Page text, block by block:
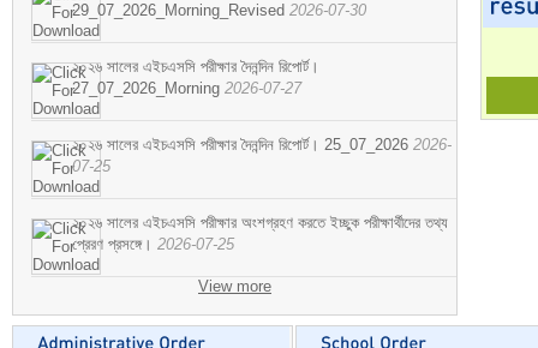
29_07_2026_Morning_Revised 2026-07-30
২০২৬ সালের এইচএসসি পরীক্ষার দৈনন্দিন রিপোর্ট।
27_07_2026_Morning 2026-07-27
২০২৬ সালের এইচএসসি পরীক্ষার দৈনন্দিন রিপোর্ট। 25_07_2026 2026-
07-25
২০২৬ সালের এইচএসসি পরীক্ষার অংশগ্রহণ করতে ইচ্ছুক পরীক্ষার্থীদের তথ্য
প্রেরণ প্রসঙ্গে। 2026-07-25
View more